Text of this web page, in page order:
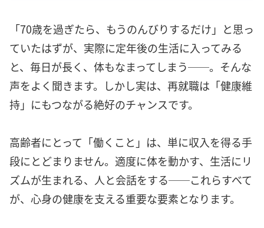
「70歳を過ぎたら、もうのんびりするだけ」と思っ
ていたはずが、実際に定年後の生活に入ってみる
と、毎日が長く、体もなまってしまう──。そんな
声をよく聞きます。しかし実は、再就職は「健康維
持」にもつながる絶好のチャンスです。
高齢者にとって「働くこと」は、単に収入を得る手
段にとどまりません。適度に体を動かす、生活にリ
ズムが生まれる、人と会話をする──これらすべて
が、心身の健康を支える重要な要素となります。